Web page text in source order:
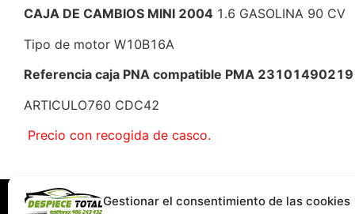
Gestionar el consentimiento de las cookies
CAJA DE CAMBIOS MINI 2004 1.6 GASOLINA 90 CV
Tipo de motor W10B16A
Referencia caja PNA compatible PMA
ARTICULO760 CDC42
Precio con recogida de casco.
Información